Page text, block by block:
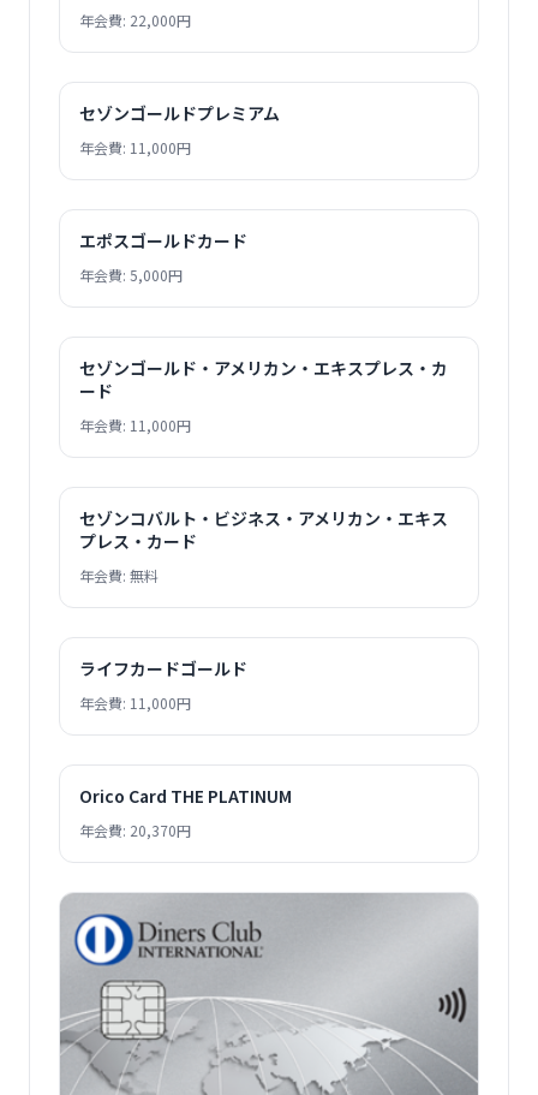
年会費: 22,000円
セゾンゴールドプレミアム
年会費: 11,000円
エポスゴールドカード
年会費: 5,000円
セゾンゴールド・アメリカン・エキスプレス・カ
ード
年会費: 11,000円
セゾンコバルト・ビジネス・アメリカン・エキス
プレス・カード
年会費: 無料
ライフカードゴールド
年会費: 11,000円
Orico Card THE PLATINUM
年会費: 20,370円